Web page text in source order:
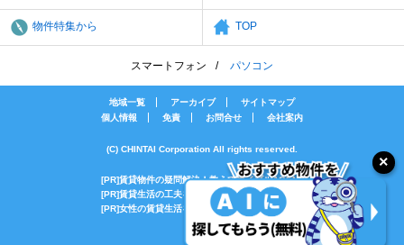
物件特集から TOP
スマートフォン パソコン
地域一覧 アーカイブ
サイトマップ
個人情報
免責 お問合せ 会社案内
(C) CHINTAI Corporation All rights reserved.
[PR]賃貸物件の疑問解決！教えてエイブルAGENT
[PR]賃貸生活の工夫を紹介！CHINTAI情報局
[PR]女性の賃貸生活を応援！Woman.CHINTAI